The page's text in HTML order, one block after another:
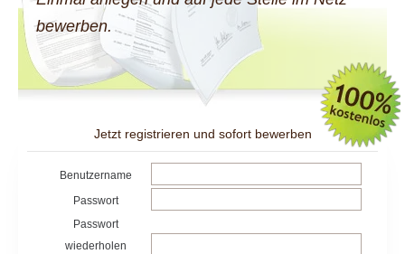
bewerben.
Jetzt registrieren und sofort bewerben
Benutzername
Passwort
Passwort
wiederholen